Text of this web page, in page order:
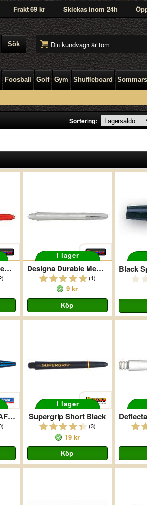
Frakt 69 kr Skickas inom 24h
Din kundvagn är tom
Foosball Golf Gym Shuffleboard
Sortering:
Designa Durable Medium Röd
I lager
Designa Durable Medium Vit
(1)
9 kr
XL ANODISED SHAFT BLUE MEDIUM
I lager
Supergrip Short Black
(3)
19 kr